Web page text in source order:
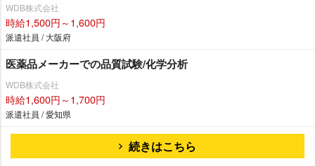
WDB株式会社
時給1,500円～1,600円
派遣社員 / 大阪府
医薬品メーカーでの品質試験/化学分析
WDB株式会社
時給1,600円～1,700円
派遣社員 / 愛知県
続きはこちら